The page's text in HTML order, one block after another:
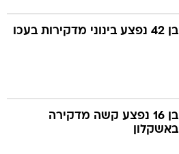
בן 42 נפצע בינוני מדקירות בעכו
בן 16 נפצע קשה מדקירה
באשקלון